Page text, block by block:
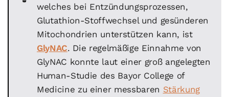
welches bei Entzündungsprozessen,
Glutathion-Stoffwechsel und gesünderen
Mitochondrien unterstützen kann, ist
GlyNAC. Die regelmäßige Einnahme von
GlyNAC konnte laut einer groß angelegten
Human-Studie des Bayor College of
Medicine zu einer messbaren Stärkung